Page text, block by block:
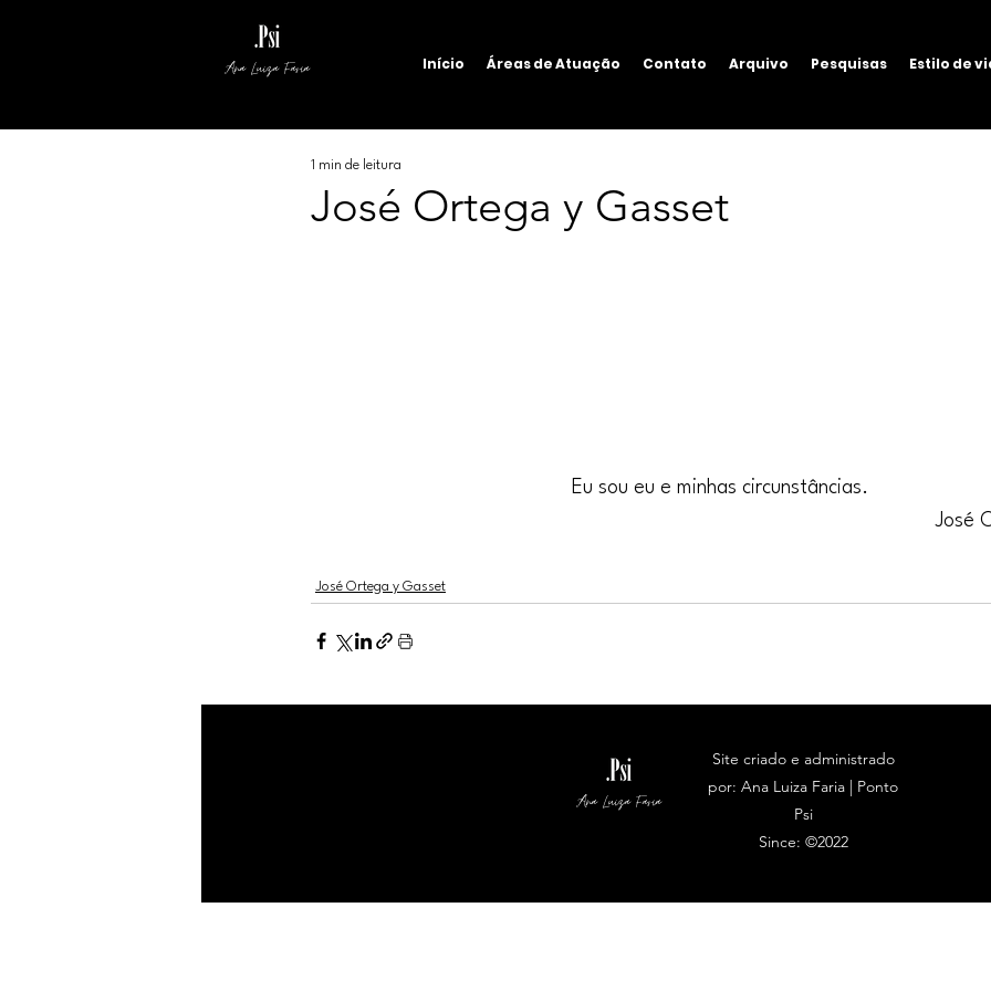
Ana Luiza Faria Início Áreas de Atuação Contato Arquivo Pesquisas Estilo de
José Ortega y Gasset
1 min de leitura
Eu sou eu e minhas circunstâncias.
José
José Ortega y Gasset
Ana Luiza Faria
Site criado e administrado
por: Ana Luiza Faria | Ponto
Psi
Since: ©2022